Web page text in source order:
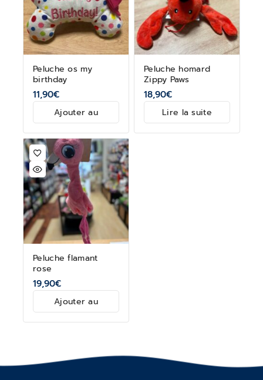
Peluche os my
birthday
11,90€
Ajouter au
Peluche homard
Zippy Paws
18,90€
Lire la suite
Peluche flamant
rose
19,90€
Ajouter au